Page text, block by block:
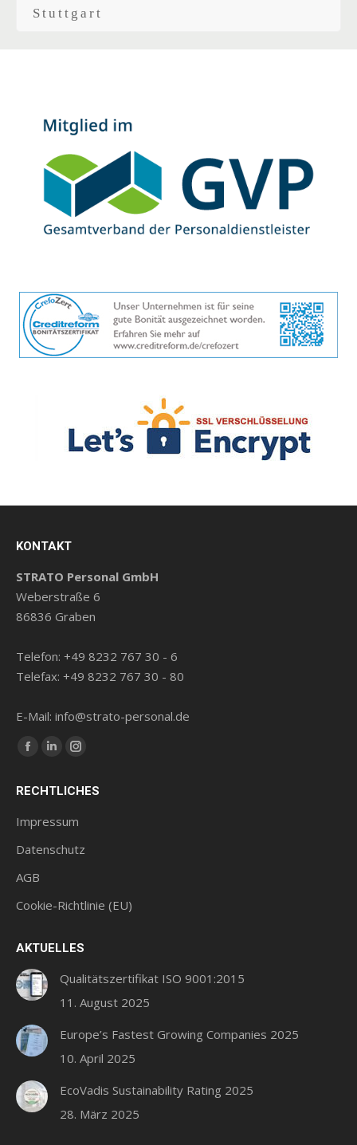
Stuttgart
KONTAKT
STRATO Personal GmbH
Weberstraße 6
86836 Graben
Telefon: +49 8232 767 30 - 6
Telefax: +49 8232 767 30 - 80
E-Mail: info@strato-personal.de
Finde uns auf:
Facebook
wird
in
neuen
Fenster
geöffnet
LinkedIn
wird
in
neuen
geöffnet
Instagram
wird
in
neuen
geöffnet
RECHTLICHES
Impressum
Datenschutz
AGB
Cookie-Richtlinie (EU)
AKTUELLES
Qualitätszertifikat ISO 9001:2015
11. August 2025
Europe’s Fastest Growing Companies 2025
10. April 2025
EcoVadis Sustainability Rating 2025
28. März 2025